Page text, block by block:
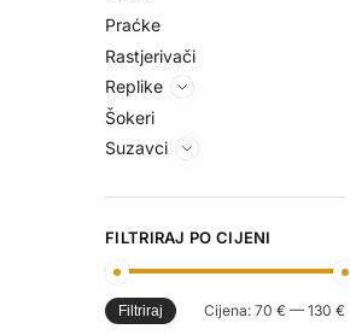
Praćke
Rastjerivači
Replike
Šokeri
Suzavci
FILTRIRAJ PO CIJENI
Filtriraj Cijena: 70 € — 130 €